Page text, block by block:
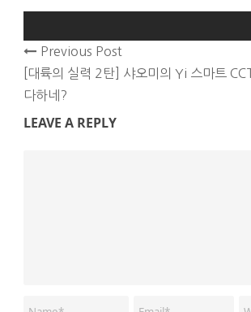
Previous Post
[대륙의 실력 2탄] 샤오미의 Yi 스마트
다하네?
LEAVE A REPLY